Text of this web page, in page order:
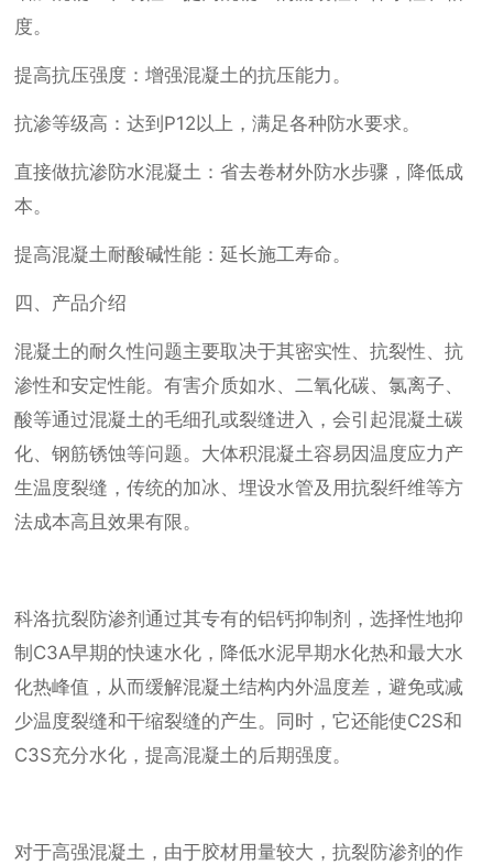
度。
提高抗压强度：增强混凝土的抗压能力。
抗渗等级高：达到P12以上，满足各种防水要求。
直接做抗渗防水混凝土：省去卷材外防水步骤，降低成
本。
提高混凝土耐酸碱性能：延长施工寿命。
四、产品介绍
混凝土的耐久性问题主要取决于其密实性、抗裂性、抗
渗性和安定性能。有害介质如水、二氧化碳、氯离子、
酸等通过混凝土的毛细孔或裂缝进入，会引起混凝土碳
化、钢筋锈蚀等问题。大体积混凝土容易因温度应力产
生温度裂缝，传统的加冰、埋设水管及用抗裂纤维等方
法成本高且效果有限。
科洛抗裂防渗剂通过其专有的铝钙抑制剂，选择性地抑
制C3A早期的快速水化，降低水泥早期水化热和最大水
化热峰值，从而缓解混凝土结构内外温度差，避免或减
少温度裂缝和干缩裂缝的产生。同时，它还能使C2S和
C3S充分水化，提高混凝土的后期强度。
对于高强混凝土，由于胶材用量较大，抗裂防渗剂的作